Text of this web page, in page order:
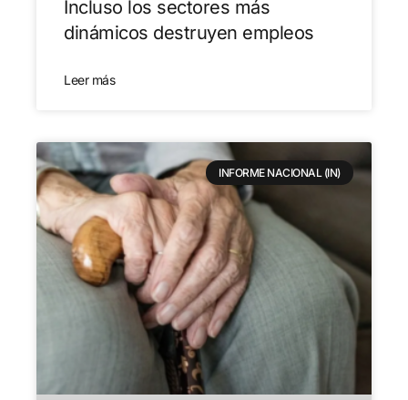
Incluso los sectores más
dinámicos destruyen empleos
Leer más
INFORME NACIONAL (IN)